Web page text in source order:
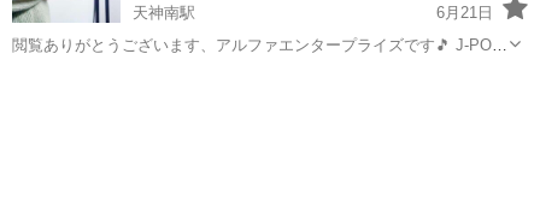
天神南駅
6月21日
閲覧ありがとうございます、アルファエンタープライズです🎵 J-POP